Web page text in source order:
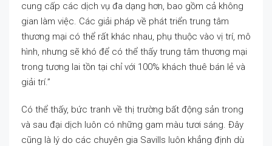
cung cấp các dịch vụ đa dạng hơn, bao gồm cả không
gian làm việc. Các giải pháp về phát triển trung tâm
thương mại có thể rất khác nhau, phụ thuộc vào vị trí, mô
hình, nhưng sẽ khó để có thể thấy trung tâm thương mại
trong tương lai tồn tại chỉ với 100% khách thuê bán lẻ và
giải trí.”
Có thể thấy, bức tranh về thị trường bất động sản trong
và sau đại dịch luôn có những gam màu tươi sáng. Đây
cũng là lý do các chuyên gia Savills luôn khẳng định dù